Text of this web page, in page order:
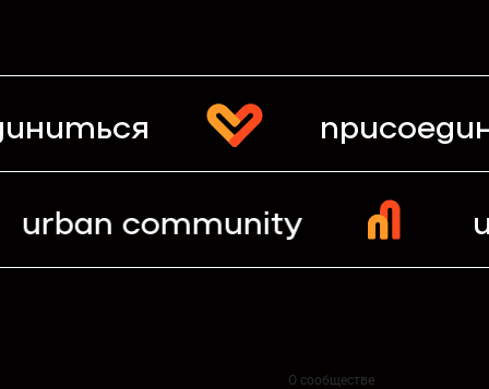
urban community
О сообществе